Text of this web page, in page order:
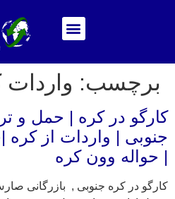
برچسب: واردات
کارگو در کره | حمل و
جنوبی | واردات از
| حواله وون کره
کارگو در کره جنوبی , بازرگانی